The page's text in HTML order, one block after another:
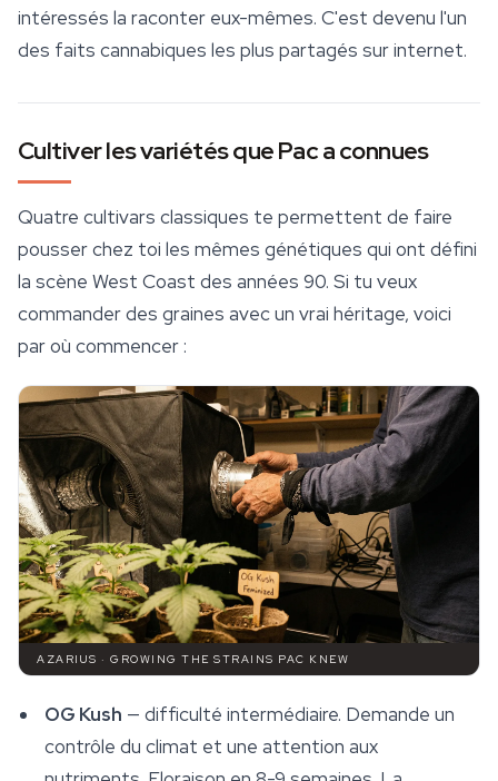
intéressés la raconter eux-mêmes. C'est devenu l'un
des faits cannabiques les plus partagés sur internet.
Cultiver les variétés que Pac a connues
Quatre cultivars classiques te permettent de faire
pousser chez toi les mêmes génétiques qui ont défini
la scène West Coast des années 90. Si tu veux
commander des graines avec un vrai héritage, voici
par où commencer :
AZARIUS · GROWING THE STRAINS PAC KNEW
OG Kush — difficulté intermédiaire. Demande un
contrôle du climat et une attention aux